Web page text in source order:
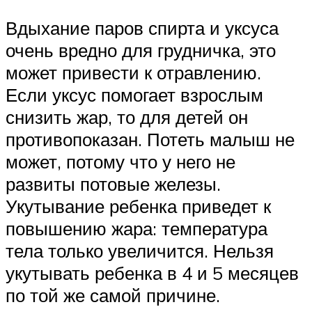
Вдыхание паров спирта и уксуса
очень вредно для грудничка, это
может привести к отравлению.
Если уксус помогает взрослым
снизить жар, то для детей он
противопоказан. Потеть малыш не
может, потому что у него не
развиты потовые железы.
Укутывание ребенка приведет к
повышению жара: температура
тела только увеличится. Нельзя
укутывать ребенка в 4 и 5 месяцев
по той же самой причине.